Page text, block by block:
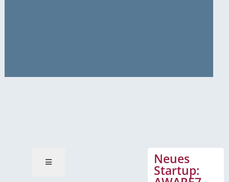
Neues
Startup: